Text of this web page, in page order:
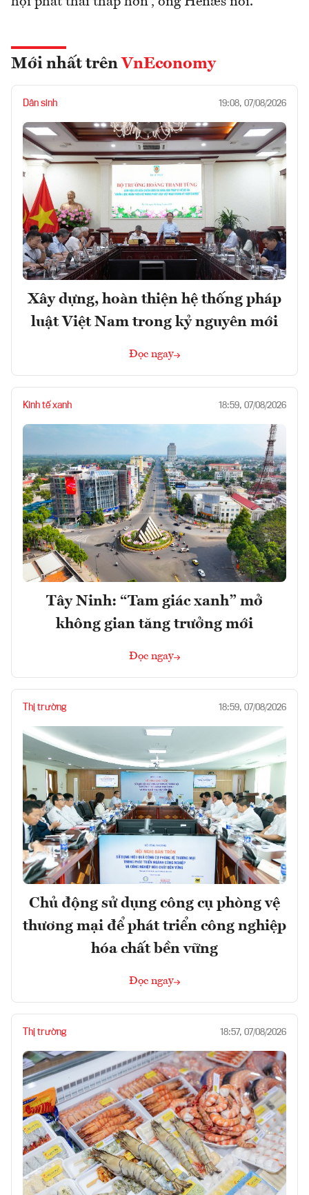
Mới nhất trên VnEconomy
Dân sinh 19:08, 07/08/2026
Xây dựng, hoàn thiện hệ thống pháp
luật Việt Nam trong kỷ nguyên mới
Đọc ngay
Kinh tế xanh 18:59, 07/08/2026
Tây Ninh: “Tam giác xanh” mở
không gian tăng trưởng mới
Đọc ngay
Thị trường 18:59, 07/08/2026
Chủ động sử dụng công cụ phòng vệ
thương mại để phát triển công nghiệp
hóa chất bền vững
Đọc ngay
Thị trường 18:57, 07/08/2026